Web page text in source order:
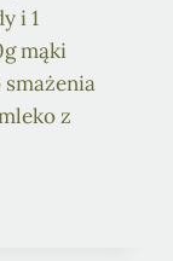
i 1
mąki
z